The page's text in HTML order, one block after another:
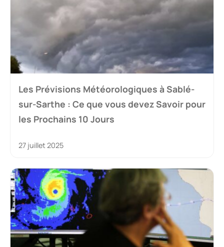
Les Prévisions Météorologiques à Sablé-
sur-Sarthe : Ce que vous devez Savoir pour
les Prochains 10 Jours
27 juillet 2025